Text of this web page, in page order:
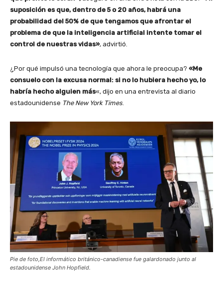
suposición es que, dentro de 5 o 20 años, habrá una
probabilidad del 50% de que tengamos que afrontar el
problema de que la inteligencia artificial intente tomar el
control de nuestras vidas», advirtió.
¿Por qué impulsó una tecnología que ahora le preocupa? «Me
consuelo con la excusa normal: si no lo hubiera hecho yo, lo
habría hecho alguien más«, dijo en una entrevista al diario
estadounidense The New York Times.
Pie de foto,El informático británico-canadiense fue galardonado junto al
estadounidense John Hopfield.